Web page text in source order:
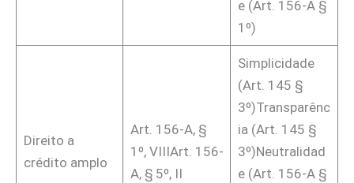
e (Art. 156-A §
1º)
Direito a
crédito amplo
Art. 156-A, §
1º, VIIIArt. 156-
A, § 5º, II
Simplicidade
(Art. 145 §
3º)Transparênc
ia (Art. 145 §
3º)Neutralidad
e (Art. 156-A §